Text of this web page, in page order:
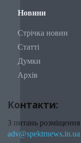
Новини
Стрічка новин
Статті
Думки
Архів
Контакти:
З питань
adv@spektrnews.in.ua